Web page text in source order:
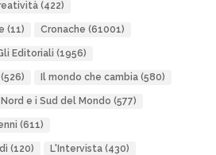
(422)
(11) Cronache (61001)
Editoriali (1956)
(526) Il mondo che cambia(580)
I Nord e i Sud del Mondo (577)
(611)
(120) L'Intervista(430)